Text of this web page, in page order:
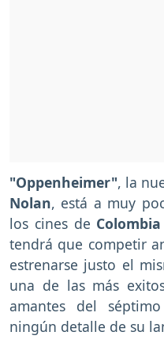
"Oppenheimer", la
Nolan, está a muy
los cines de Colombia
tendrá que competir
estrenarse justo el
una de las más
amantes del
ningún detalle de su